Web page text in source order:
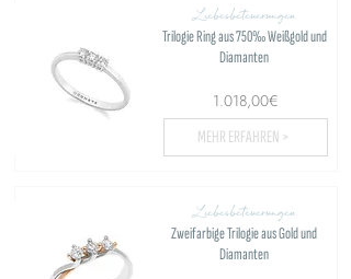
Liebesbeteuerungen
Trilogie Ring aus 750‰ Weißgold und
Diamanten
1.018,00€
MEHR ERFAHREN >
Liebesbeteuerungen
Zweifarbige Trilogie aus Gold und
Diamanten